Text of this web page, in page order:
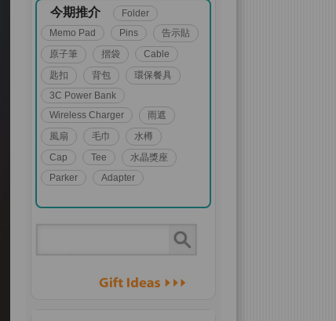
今期推介
Folder
Memo Pad
Pins
告示貼
原子筆
摺袋
Cable
匙扣
背包
環保餐具
3C Power Bank
Wireless Charger
雨遮
風扇
毛巾
水樽
Cap
Tee
水晶獎座
Parker
Adapter